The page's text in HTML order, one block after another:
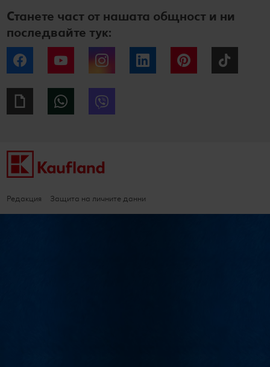
Станете част от нашата общност и ни
последвайте тук:
Facebook YouTube Instagram LinkedIn Pinterest
Giphy WhatsApp
Редакция Защита на личните данни